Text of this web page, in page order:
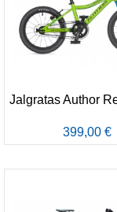
Jalgratas Author
399,00 €